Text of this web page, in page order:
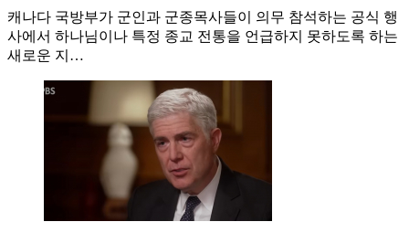
캐나다 국방부가 군인과 군종목사들이 의무 참석하는 공식 행
사에서 하나님이나 특정 종교 전통을 언급하지 못하도록 하는
새로운 지…